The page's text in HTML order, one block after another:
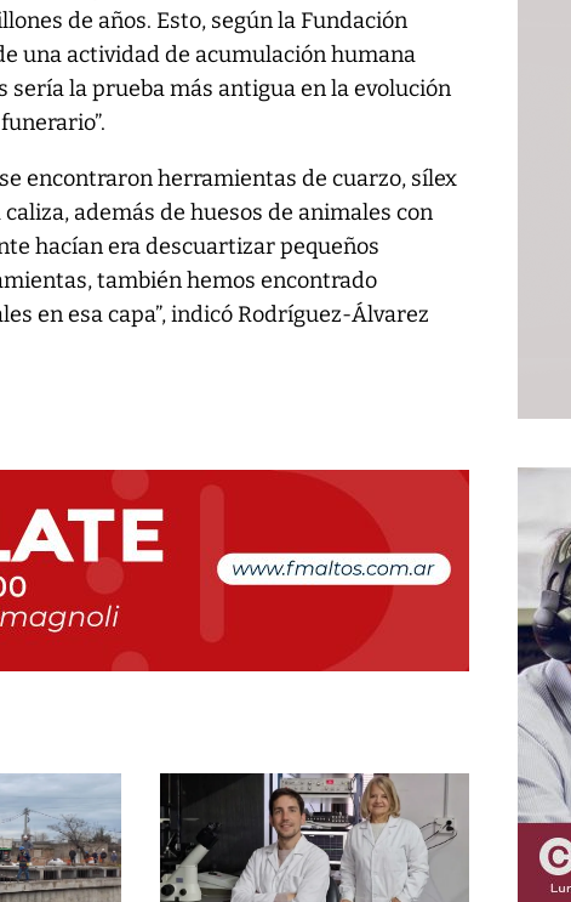
de años. Esto, según la Fundación
una actividad de acumulación humana
sería la prueba más antigua en la evolución
encontraron herramientas de cuarzo, sílex
además de huesos de animales con
hacían era descuartizar pequeños
también hemos encontrado
en esa capa”, indicó Rodríguez-Álvarez